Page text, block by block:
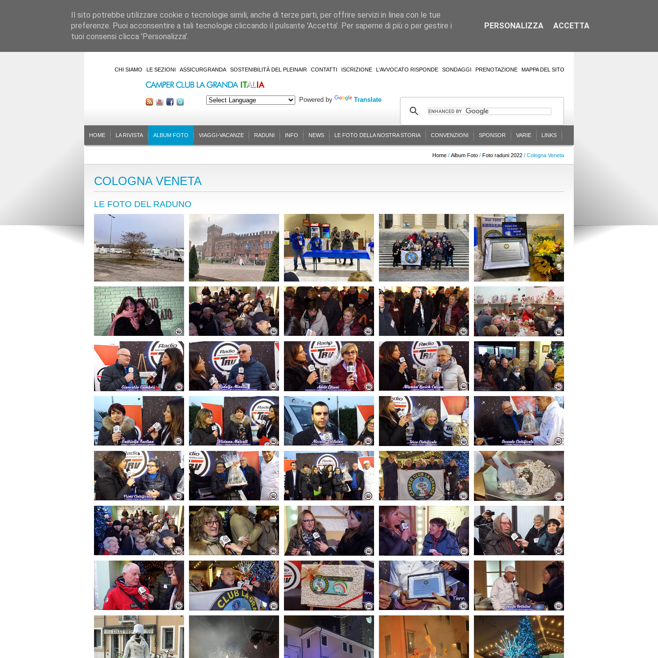
CHI SIAMO LE SEZIONI ASSICURGRANDA SOSTENIBILITÀ DEL PLEINAIR CONTATTI ISCRIZIONE L'AVVOCATO RISPONDE SONDAGGI PRENOTAZIONE MAPPA DEL SITO
Powered by Translate
HOME LA RIVISTA ALBUM FOTO VIAGGI-VACANZE RADUNI INFO NEWS LE FOTO DELLA NOSTRA STORIA CONVENZIONI SPONSOR VARIE LINKS
Home / Album Foto / Foto raduni 2022 / Cologna Veneta
COLOGNA VENETA
LE FOTO DEL RADUNO
Il sito potrebbe utilizzare cookie o tecnologie simili, anche di terze parti, per offrire servizi in linea con le tue
preferenze. Puoi acconsentire a tali tecnologie cliccando il pulsante 'Accetta'. Per saperne di più o per gestire i
tuoi consensi clicca 'Personalizza'.
PERSONALIZZA ACCETTA